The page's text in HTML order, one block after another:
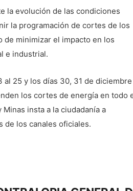
la evolución de las condiciones
la programación de cortes de los
minimizar el impacto en los
e industrial.
25 y los días 30, 31 de
los cortes de energía en todo
insta a la ciudadanía a
de los canales oficiales.